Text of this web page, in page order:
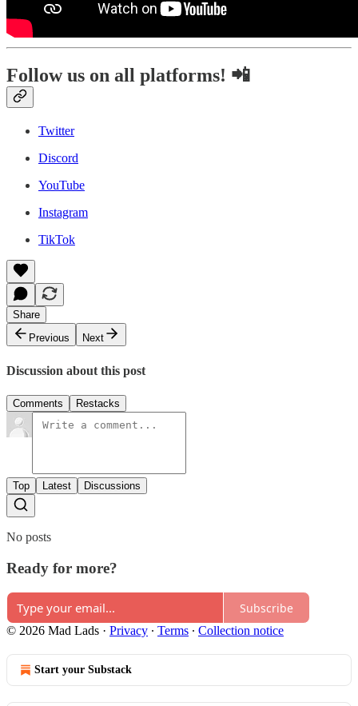
Follow us on all platforms! 📲
Twitter
Discord
YouTube
Instagram
TikTok
Share
Previous
Next
Discussion about this post
Comments Restacks
Top Latest Discussions
No posts
Ready for more?
Subscribe
© 2026 Mad Lads · Privacy ∙ Terms ∙ Collection notice
Start your Substack